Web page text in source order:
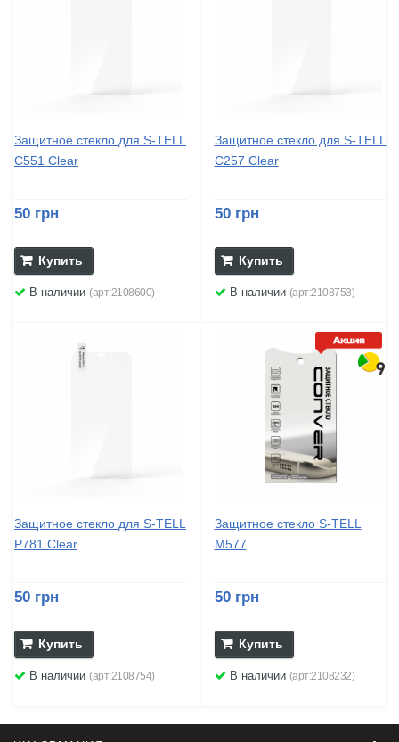
Защитное стекло для S-TELL
C551 Clear
50 грн
Купить
В наличии (арт:2108600)
Защитное стекло для S-TELL
C257 Clear
50 грн
Купить
В наличии (арт:2108753)
Защитное стекло для S-TELL
P781 Clear
50 грн
Купить
В наличии (арт:2108754)
Защитное стекло S-TELL
M577
50 грн
Купить
В наличии (арт:2108232)